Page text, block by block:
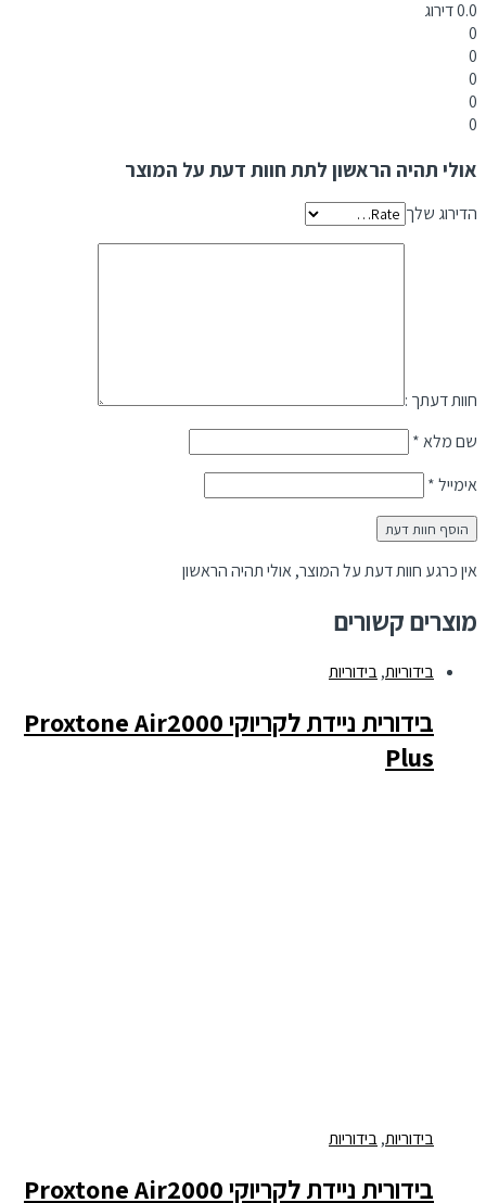
0.0דירוג
אולי תהיה הראשון לתת חוות דעת על המוצר
הדירוג שלך
חוות דעתך :
שם מלא*
אימייל*
אין כרגע חוות דעת על המוצר, אולי תהיה הראשון
מוצרים קשורים
בידוריות,בידוריות
בידורית ניידת לקריוקי Proxtone Air2000
Plus
בידוריות,בידוריות
בידורית ניידת לקריוקי Proxtone Air2000